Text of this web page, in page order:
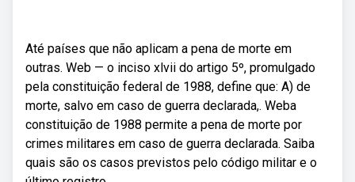
Até países que não aplicam a pena de morte em
outras. Web — o inciso xlvii do artigo 5º, promulgado
pela constituição federal de 1988, define que: A) de
morte, salvo em caso de guerra declarada,. Weba
constituição de 1988 permite a pena de morte por
crimes militares em caso de guerra declarada. Saiba
quais são os casos previstos pelo código militar e o